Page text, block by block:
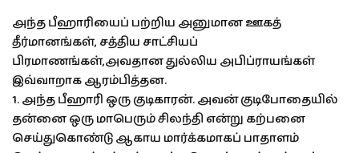
அந்த பீஹாரியைப் பற்றிய அனுமான ஊகத்
தீர்மானங்கள், சத்திய சாட்சியப்
பிரமாணங்கள்,அவதான துல்லிய அபிப்ராயங்கள்
இவ்வாறாக ஆரம்பித்தன.
1. அந்த பீஹாரி ஒரு குடிகாரன். அவன் குடிபோதையில்
தன்னை ஒரு மாபெரும் சிலந்தி என்று கற்பனை
செய்துகொண்டு ஆகாய மார்க்கமாகப் பாதாளம்